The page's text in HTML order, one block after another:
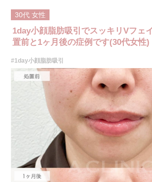
30代 女性
1day小顔脂肪吸引でスッキリVフェ
置前と1ヶ月後の症例です(30代女性)
#1day小顔脂肪吸引